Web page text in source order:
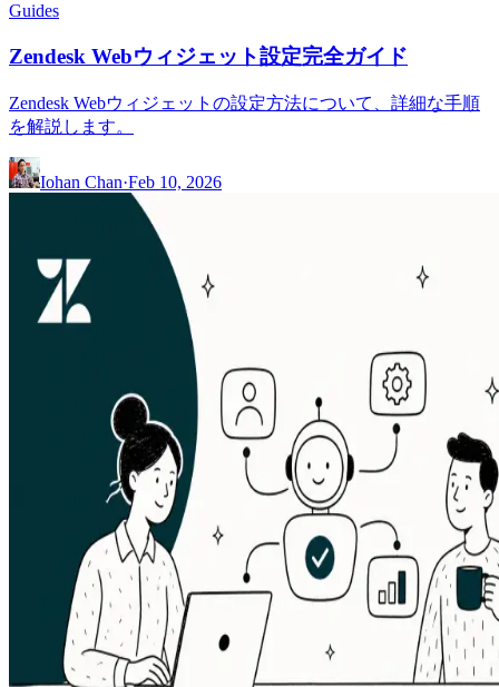
Guides
Zendesk Webウィジェット設定完全ガイド
Zendesk Webウィジェットの設定方法について、詳細な手順
を解説します。
Iohan Chan·Feb 10, 2026